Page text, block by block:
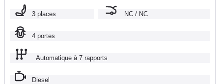
3 places NC / NC
4 portes
Automatique à 7 rapports
Diesel